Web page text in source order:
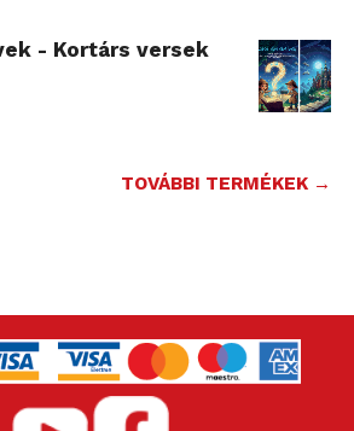
- Kortárs versek
TOVÁBBI TERMÉKEK →